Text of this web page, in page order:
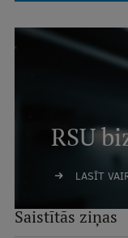
RSU
LASĪT
Saistītās ziņas